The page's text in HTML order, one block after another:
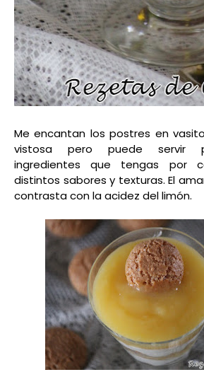
Me encantan los postres en
vistosa pero puede servir
ingredientes que tengas por
distintos sabores y texturas. El
contrasta con la acidez del limón.